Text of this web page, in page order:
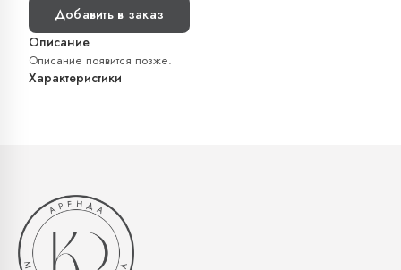
Добавить в заказ
Описание
Описание появится позже.
Характеристики